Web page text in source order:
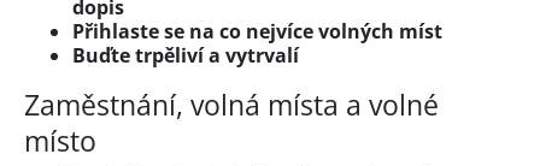
dopis
Přihlaste se na co nejvíce volných míst
Buďte trpěliví a vytrvalí
Zaměstnání, volná místa a volné
místo